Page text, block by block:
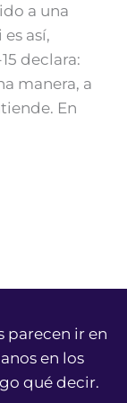
a una
así,
declara:
manera, a
En
parecen ir en
en los
qué decir.